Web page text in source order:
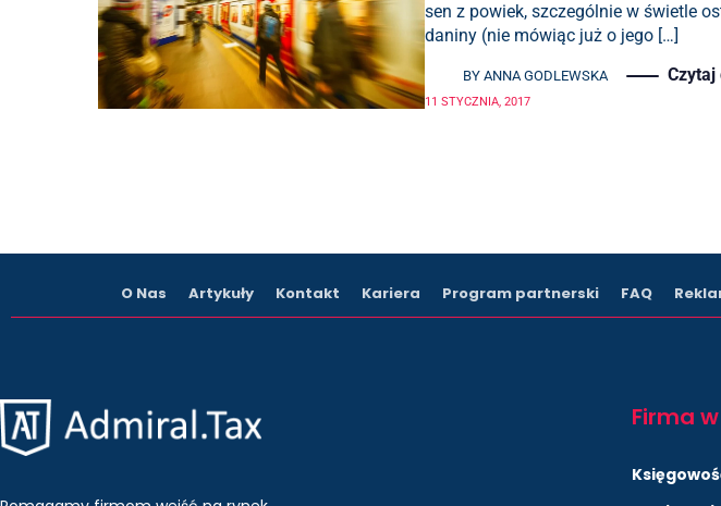
sen z powiek, szczególnie w świetle
daniny (nie mówiąc już o jego […]
BY ANNA GODLEWSKA Czytaj
11 STYCZNIA, 2017
O Nas Artykuły Kontakt Kariera Program partnerski FAQ
Firma